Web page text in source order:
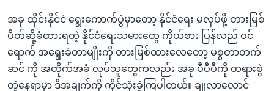
အခု ထိုင်းနိုင်ငံ ရွေးကောက်ပွဲမှာတော့ နိုင်ငံရေး မလုပ်ဖို့ တားမြစ်
ပိတ်ဆို့ခံထားရတဲ့ နိုင်ငံရေးသမားတွေ ကိုယ်စား ပြန်လည် ဝင်
ရောက် အရွေးခံတာမျိုးကို တားမြစ်ထားလေတော့ မစ္စတာတက်
ဆင် ကို အတိုက်အခံ လုပ်သူတွေကလည်း အခု ပီပီပီကို တရားစွဲ
တဲ့နေရာမှာ ဒီအချက်ကို ကိုင်သုံးခဲ့ကြပါတယ်။ ချုလာလောင်